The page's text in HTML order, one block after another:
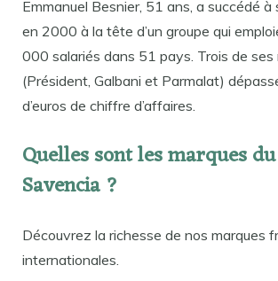
Emmanuel Besnier, 51 ans, a succédé à
en 2000 à la tête d’un groupe qui
000 salariés dans 51 pays. Trois de ses
(Président, Galbani et Parmalat)
d’euros de chiffre d’affaires.
Quelles sont les marques
Savencia ?
Découvrez la richesse de nos marques
internationales.